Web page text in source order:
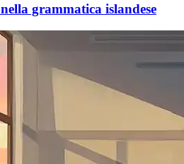
grammatica islandese